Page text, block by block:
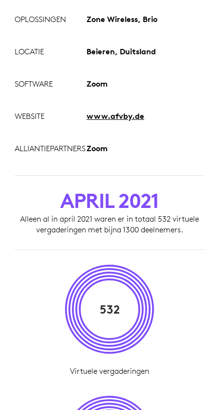
OPLOSSINGEN Zone Wireless, Brio
LOCATIE Beieren, Duitsland
SOFTWARE Zoom
WEBSITE www.afvby.de
ALLIANTIEPARTNERSZoom
APRIL 2021
Alleen al in april 2021 waren er in totaal 532 virtuele
vergaderingen met bijna 1300 deelnemers.
532
Virtuele vergaderingen